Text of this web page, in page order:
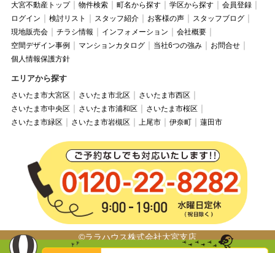
大宮不動産トップ 物件検索 町名から探す 学区から探す
会員登録
ログイン
検討リスト スタッフ紹介 お客様の声
スタッフブログ
現地販売会
チラシ情報 インフォメーション
会社概要
空間デザイン事例
マンションカタログ 当社6つの強み
お問合せ
個人情報保護方針
エリアから探す
さいたま市大宮区 さいたま市北区
さいたま市西区
さいたま市中央区
さいたま市浦和区
さいたま市桜区
さいたま市緑区
さいたま市岩槻区 上尾市 伊奈町 蓮田市
©ララハウス株式会社大宮支店